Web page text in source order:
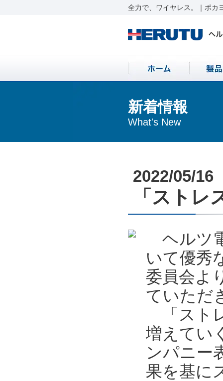
全力で、ワイヤレス。｜ポカ
新着情報
What's New
2022/05/16
「スト
ヘルツ
いて優秀
委員会よ
ていただ
「スト
増えてい
ンパニー
果を基に